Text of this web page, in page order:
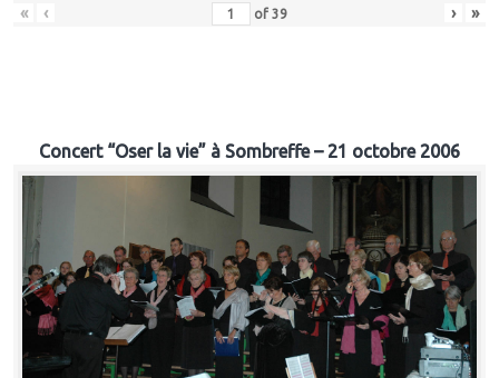
« ‹ of 39 › »
Concert “Oser la vie” à Sombreffe – 21 octobre 2006